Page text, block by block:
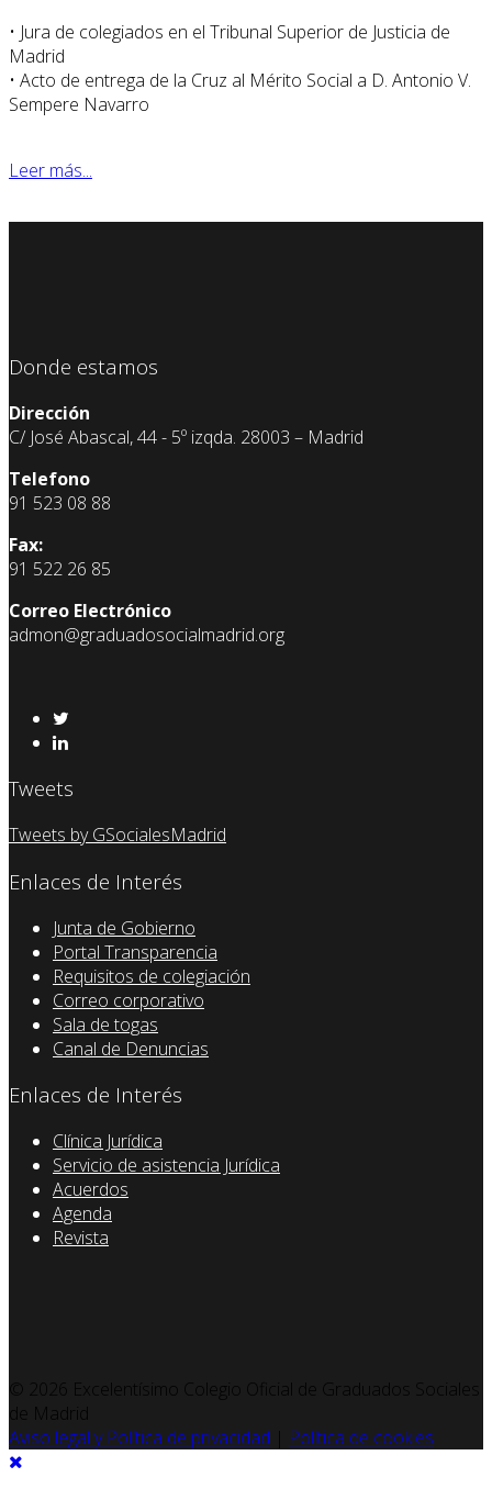
• Jura de colegiados en el Tribunal Superior de Justicia de
Madrid
• Acto de entrega de la Cruz al Mérito Social a D. Antonio V.
Sempere Navarro
Leer más...
Donde estamos
Dirección
C/ José Abascal, 44 - 5º izqda. 28003 – Madrid
Telefono
91 523 08 88
Fax:
91 522 26 85
Correo Electrónico
admon@graduadosocialmadrid.org
Tweets
Tweets by GSocialesMadrid
Enlaces de Interés
Junta de Gobierno
Portal Transparencia
Requisitos de colegiación
Correo corporativo
Sala de togas
Canal de Denuncias
Enlaces de Interés
Clínica Jurídica
Servicio de asistencia Jurídica
Acuerdos
Agenda
Revista
© 2026 Excelentísimo Colegio Oficial de Graduados Sociales
de Madrid
Aviso legal y Política de privacidad
Política de cookies